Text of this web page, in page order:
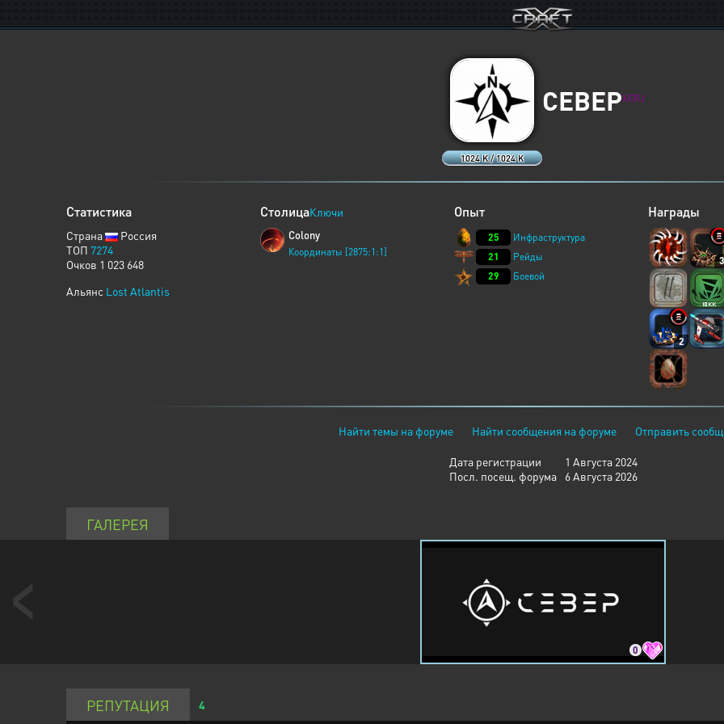
1024 K / 1024 K
CEBEPXERJ
Статистика
Страна
Россия
ТОП 7274
Очков 1 023 648
Альянс Lost Atlantis
СтолицаКлючи
Colony
Координаты [2875:1:1]
Опыт
25
Инфраструктура
21
Рейды
29
Боевой
Награды
3
2
Найти темы на форуме Найти сообщения на форуме Отправить
Дата регистрации
1 Августа 2024
Посл. посещ. форума
6 Августа 2026
ГАЛЕРЕЯ
0
РЕПУТАЦИЯ 4